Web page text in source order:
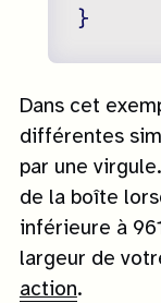
Dans cet
différentes
par une
de la boîte
inférieure à
largeur de
action.